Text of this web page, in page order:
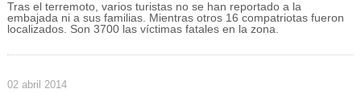
Tras el terremoto, varios turistas no se han reportado a la
embajada ni a sus familias. Mientras otros 16 compatriotas fueron
localizados. Son 3700 las víctimas fatales en la zona.
02 abril 2014